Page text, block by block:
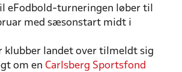
eFodbold-turneringen løber til
med sæsonstart midt i
klubber landet over tilmeldt sig
om en Carlsberg Sportsfond